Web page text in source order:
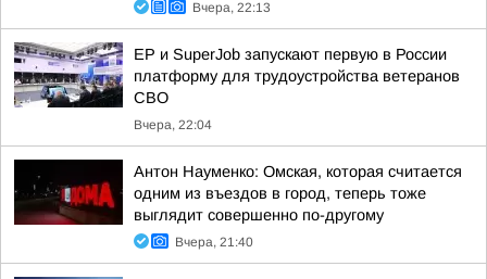
Вчера, 22:13
ЕР и SuperJob запускают первую в России
платформу для трудоустройства ветеранов
СВО
Вчера, 22:04
Антон Науменко: Омская, которая считается
одним из въездов в город, теперь тоже
выглядит совершенно по-другому
Вчера, 21:40